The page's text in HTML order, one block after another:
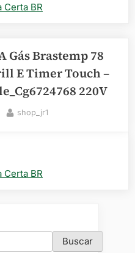
Certa BR
Gás Brastemp 78
E Timer Touch –
220V
By
shop_jr1
Certa BR
Buscar